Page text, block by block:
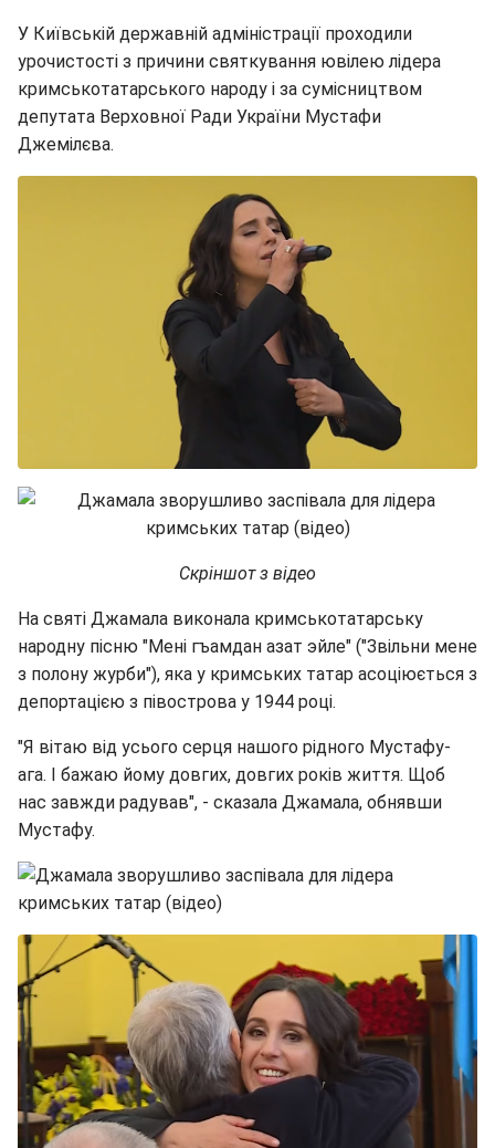
У Київській державній адміністрації проходили
урочистості з причини святкування ювілею лідера
кримськотатарського народу і за сумісництвом
депутата Верховної Ради України Мустафи
Джемілєва.
Скріншот з відео
На святі Джамала виконала кримськотатарську
народну пісню "Мені гъамдан азат эйле" ("Звільни мене
з полону журби"), яка у кримських татар асоціюється з
депортацією з півострова у 1944 році.
"Я вітаю від усього серця нашого рідного Мустафу-
ага. І бажаю йому довгих, довгих років життя. Щоб
нас завжди радував", - сказала Джамала, обнявши
Мустафу.